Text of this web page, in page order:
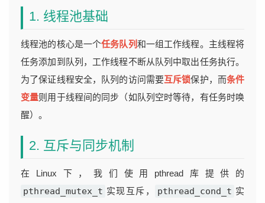
1. 线程池基础
线程池的核心是一个任务队列和一组工作线程。主线程将
任务添加到队列，工作线程不断从队列中取出任务执行。
为了保证线程安全，队列的访问需要互斥锁保护，而条件
变量则用于线程间的同步（如队列空时等待，有任务时唤
醒）。
2. 互斥与同步机制
在Linux下，我们使用pthread库提供的
pthread_mutex_t 实现互斥， pthread_cond_t 实